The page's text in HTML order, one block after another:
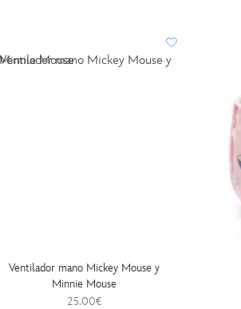
Ventilador mano Mickey Mouse y
Minnie Mouse
25.00€